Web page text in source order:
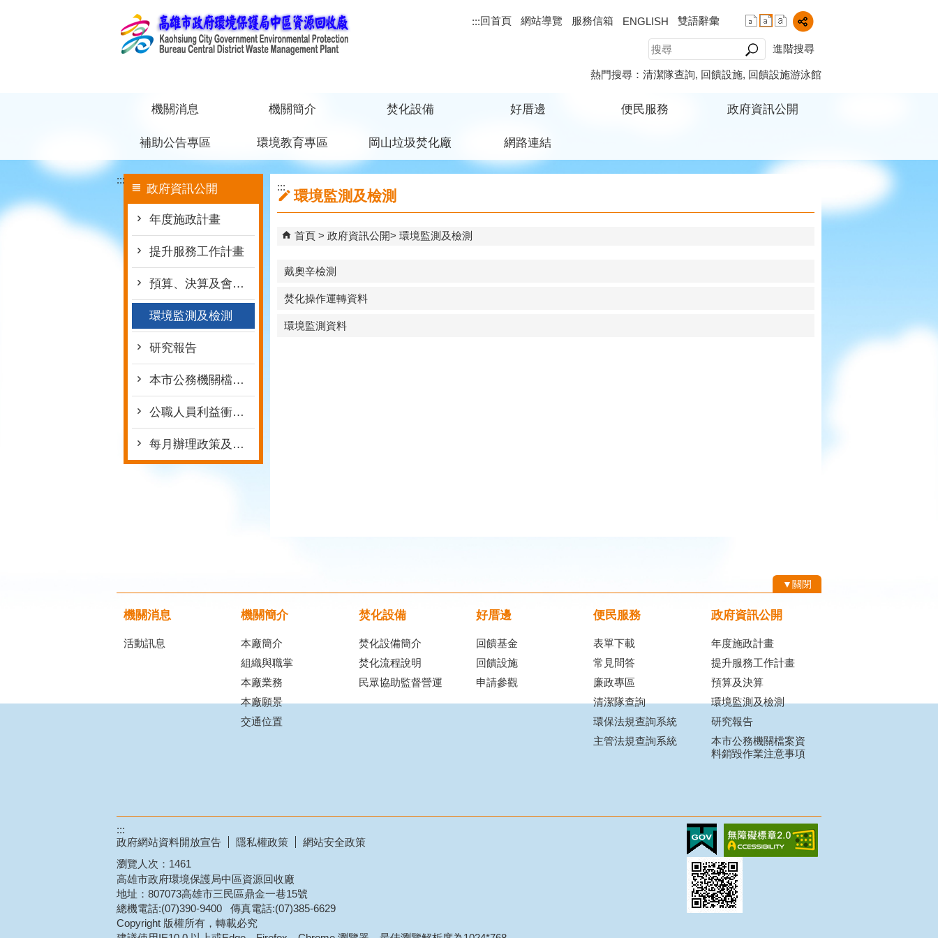
:::回首頁 網站導覽 服務信箱 ENGLISH 雙語辭彙
進階搜尋
熱門搜尋： 清潔隊查詢 回饋設施 回饋設施游泳館
機關消息 機關簡介 焚化設備 好厝邊 便民服務 政府資訊公開
補助公告專區 環境教育專區 岡山垃圾焚化廠 網路連結
:::
政府資訊公開
年度施政計畫
提升服務工作計畫
預算、決算及會計月報
環境監測及檢測
研究報告
本市公務機關檔案資料銷毀作業注意事項
公職人員利益衝突迴避法身分關係揭露專區
每月辦理政策及業務宣導之執行情形表
:::
環境監測及檢測
首頁 政府資訊公開 環境監測及檢測
戴奧辛檢測
焚化操作運轉資料
環境監測資料
▼關閉
機關消息
活動訊息
機關簡介
本廠簡介
組織與職掌
本廠業務
本廠願景
交通位置
焚化設備
焚化設備簡介
焚化流程說明
民眾協助監督營運
好厝邊
回饋基金
回饋設施
申請參觀
便民服務
表單下載
常見問答
廉政專區
清潔隊查詢
環保法規查詢系統
主管法規查詢系統
政府資訊公開
年度施政計畫
提升服務工作計畫
預算及決算
環境監測及檢測
研究報告
本市公務機關檔案資
料銷毀作業注意事項
:::
政府網站資料開放宣告
隱私權政策
網站安全政策
瀏覽人次： 1461
高雄市政府環境保護局中區資源回收廠
地址：807073高雄市三民區鼎金一巷15號
總機電話:(07)390-9400 傳真電話:(07)385-6629
Copyright 版權所有，轉載必究